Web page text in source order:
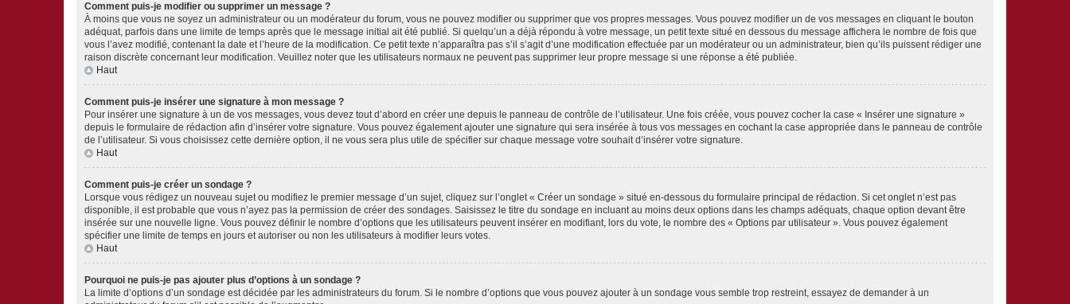
Comment puis-je modifier ou supprimer un message ?
À moins que vous ne soyez un administrateur ou un modérateur du forum, vous ne pouvez modifier ou supprimer que vos propres messages. Vous pouvez modifier un de vos messages en cliquant le bouton
adéquat, parfois dans une limite de temps après que le message initial ait été publié. Si quelqu’un a déjà répondu à votre message, un petit texte situé en dessous du message affichera le nombre de fois que
vous l’avez modifié, contenant la date et l’heure de la modification. Ce petit texte n’apparaîtra pas s’il s’agit d’une modification effectuée par un modérateur ou un administrateur, bien qu’ils puissent rédiger une
raison discrète concernant leur modification. Veuillez noter que les utilisateurs normaux ne peuvent pas supprimer leur propre message si une réponse a été publiée.
Haut
Comment puis-je insérer une signature à mon message ?
Pour insérer une signature à un de vos messages, vous devez tout d’abord en créer une depuis le panneau de contrôle de l’utilisateur. Une fois créée, vous pouvez cocher la case « Insérer une signature »
depuis le formulaire de rédaction afin d’insérer votre signature. Vous pouvez également ajouter une signature qui sera insérée à tous vos messages en cochant la case appropriée dans le panneau de contrôle
de l’utilisateur. Si vous choisissez cette dernière option, il ne vous sera plus utile de spécifier sur chaque message votre souhait d’insérer votre signature.
Haut
Comment puis-je créer un sondage ?
Lorsque vous rédigez un nouveau sujet ou modifiez le premier message d’un sujet, cliquez sur l’onglet « Créer un sondage » situé en-dessous du formulaire principal de rédaction. Si cet onglet n’est pas
disponible, il est probable que vous n’ayez pas la permission de créer des sondages. Saisissez le titre du sondage en incluant au moins deux options dans les champs adéquats, chaque option devant être
insérée sur une nouvelle ligne. Vous pouvez définir le nombre d’options que les utilisateurs peuvent insérer en modifiant, lors du vote, le nombre des « Options par utilisateur ». Vous pouvez également
spécifier une limite de temps en jours et autoriser ou non les utilisateurs à modifier leurs votes.
Haut
Pourquoi ne puis-je pas ajouter plus d’options à un sondage ?
La limite d’options d’un sondage est décidée par les administrateurs du forum. Si le nombre d’options que vous pouvez ajouter à un sondage vous semble trop restreint, essayez de demander à un